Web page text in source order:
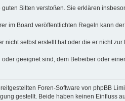
Sitten verstoßen. Sie erklären
im Board veröffentlichten Regeln kann
selbst erstellt hat oder die er nicht
geeignet sind, dem Betreiber oder
Foren-Software von phpBB
gestellt. Beide haben keinen Einfluss